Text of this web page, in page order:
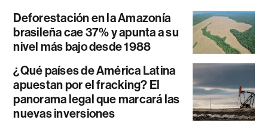
Deforestación en la Amazonía
brasileña cae 37% y apunta a su
nivel más bajo desde 1988
¿Qué países de América Latina
apuestan por el fracking? El
panorama legal que marcará las
nuevas inversiones